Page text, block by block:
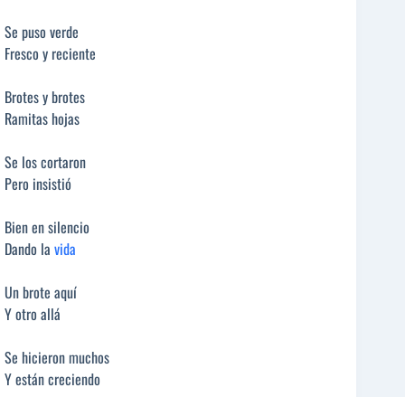
Se puso verde
Fresco y reciente
Brotes y brotes
Ramitas hojas
Se los cortaron
Pero insistió
Bien en silencio
Dando la vida
Un brote aquí
Y otro allá
Se hicieron muchos
Y están creciendo